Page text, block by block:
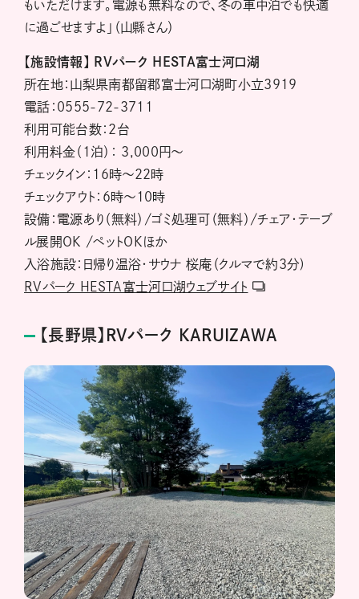
もいただけます。電源も無料なので、冬の車中泊でも快適
に過ごせますよ」（山縣さん）
【施設情報】
RVパーク HESTA富士河口湖
所在地：山梨県南都留郡富士河口湖町小立3919
電話：0555-72-3711
利用可能台数：2台
利用料金（1泊）： 3,000円～
チェックイン：16時～22時
チェックアウト：6時～10時
設備：電源あり（無料）/ゴミ処理可（無料）/チェア・テーブ
ル展開OK /ペットOKほか
入浴施設：日帰り温浴・サウナ 桜庵（クルマで約3分)
RVパーク HESTA富士河口湖ウェブサイト
【長野県】RVパーク KARUIZAWA